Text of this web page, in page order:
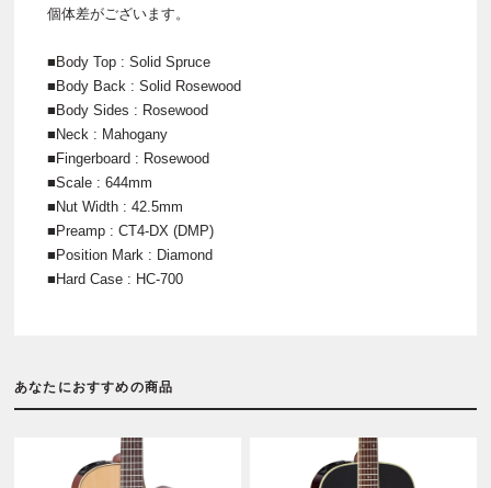
個体差がございます。
■Body Top : Solid Spruce
■Body Back : Solid Rosewood
■Body Sides : Rosewood
■Neck : Mahogany
■Fingerboard : Rosewood
■Scale : 644mm
■Nut Width : 42.5mm
■Preamp : CT4-DX (DMP)
■Position Mark : Diamond
■Hard Case : HC-700
あなたにおすすめの商品